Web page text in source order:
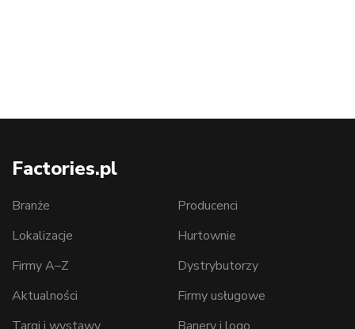
Factories.pl
Branże
Lokalizacje
Firmy A–Z
Aktualności
Producenci
Hurtownie
Dystrybutorzy
Firmy usługowe